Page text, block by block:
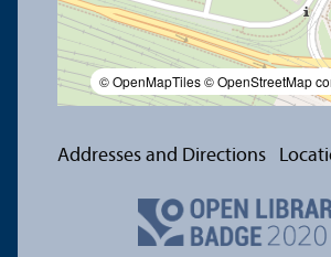
© OpenMapTiles© OpenStreetMap
Addresses and Directions